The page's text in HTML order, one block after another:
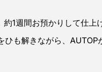
1週間お預かりして仕上
も解きながら、AUTOP